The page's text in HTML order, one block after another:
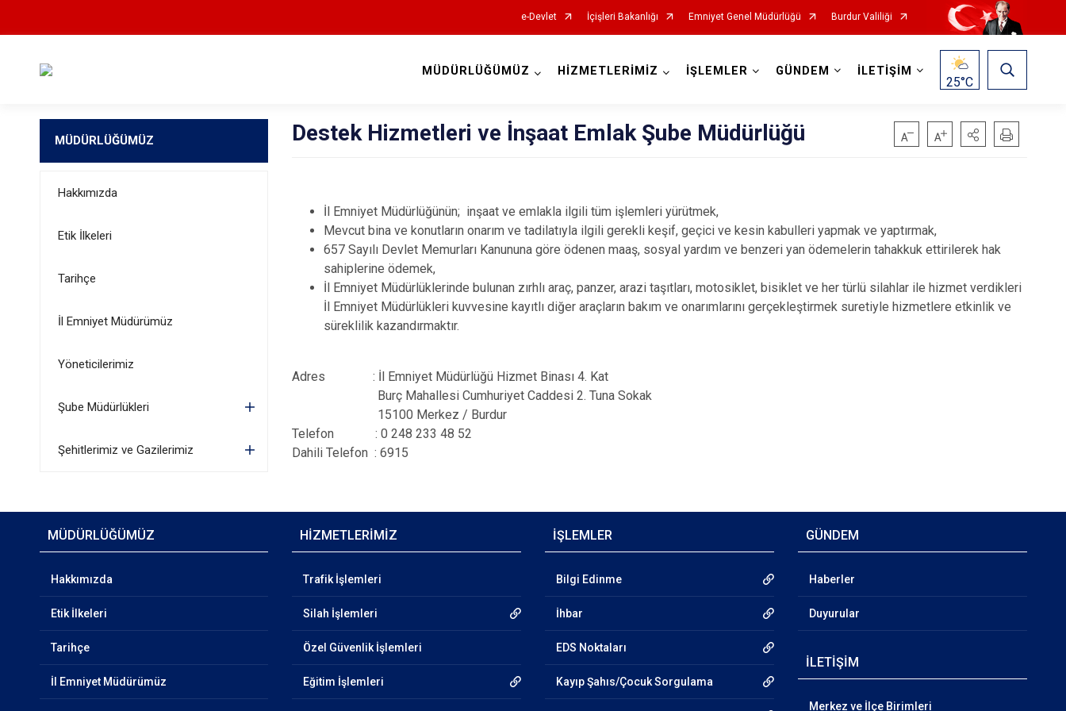
e-Devlet İçişleri Bakanlığı Emniyet Genel Müdürlüğü Burdur Valiliği
MÜDÜRLÜĞÜMÜZ HİZMETLERİMİZ İŞLEMLER GÜNDEM İLETİŞİM
25°C
MÜDÜRLÜĞÜMÜZ
Hakkımızda
Etik İlkeleri
Tarihçe
İl Emniyet Müdürümüz
Yöneticilerimiz
Şube Müdürlükleri
Şehitlerimiz ve Gazilerimiz
Destek Hizmetleri ve İnşaat Emlak Şube Müdürlüğü
İl Emniyet Müdürlüğünün; inşaat ve emlakla ilgili tüm işlemleri yürütmek,
Mevcut bina ve konutların onarım ve tadilatıyla ilgili gerekli keşif, geçici ve kesin kabulleri yapmak ve yaptırmak,
657 Sayılı Devlet Memurları Kanununa göre ödenen maaş, sosyal yardım ve benzeri yan ödemelerin tahakkuk ettirilerek hak
sahiplerine ödemek,
İl Emniyet Müdürlüklerinde bulunan zırhlı araç, panzer, arazi taşıtları, motosiklet, bisiklet ve her türlü silahlar ile hizmet verdikleri
İl Emniyet Müdürlükleri kuvvesine kayıtlı diğer araçların bakım ve onarımlarını gerçekleştirmek suretiyle hizmetlere etkinlik ve
süreklilik kazandırmaktır.
Adres : İl Emniyet Müdürlüğü Hizmet Binası 4. Kat
Burç Mahallesi Cumhuriyet Caddesi 2. Tuna Sokak
15100 Merkez / Burdur
Telefon : 0 248 233 48 52
Dahili Telefon : 6915
MÜDÜRLÜĞÜMÜZ
Hakkımızda
Etik İlkeleri
Tarihçe
İl Emniyet Müdürümüz
HİZMETLERİMİZ
Trafik İşlemleri
Silah İşlemleri
Özel Güvenlik İşlemleri
Eğitim İşlemleri
İŞLEMLER
Bilgi Edinme
İhbar
EDS Noktaları
Kayıp Şahıs/Çocuk Sorgulama
GÜNDEM
Haberler
Duyurular
İLETİŞİM
Merkez ve İlçe Birimleri